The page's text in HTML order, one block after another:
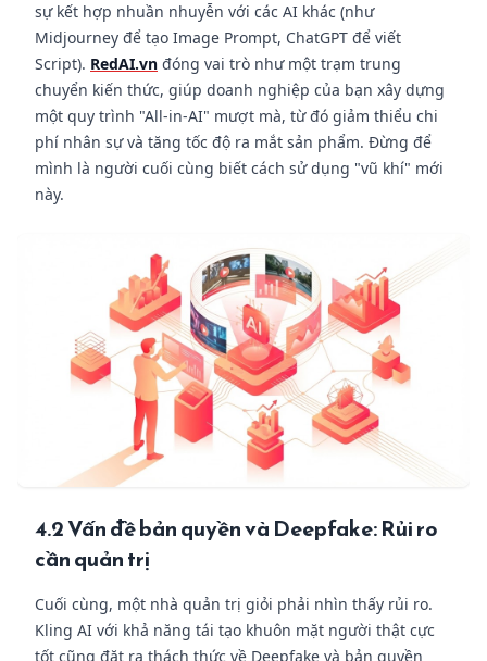
sự kết hợp nhuần nhuyễn với các AI khác (như
Midjourney để tạo Image Prompt, ChatGPT để viết
Script). RedAI.vn đóng vai trò như một trạm trung
chuyển kiến thức, giúp doanh nghiệp của bạn xây dựng
một quy trình "All-in-AI" mượt mà, từ đó giảm thiểu chi
phí nhân sự và tăng tốc độ ra mắt sản phẩm. Đừng để
mình là người cuối cùng biết cách sử dụng "vũ khí" mới
này.
4.2 Vấn đề bản quyền và Deepfake: Rủi ro
cần quản trị
Cuối cùng, một nhà quản trị giỏi phải nhìn thấy rủi ro.
Kling AI với khả năng tái tạo khuôn mặt người thật cực
tốt cũng đặt ra thách thức về Deepfake và bản quyền